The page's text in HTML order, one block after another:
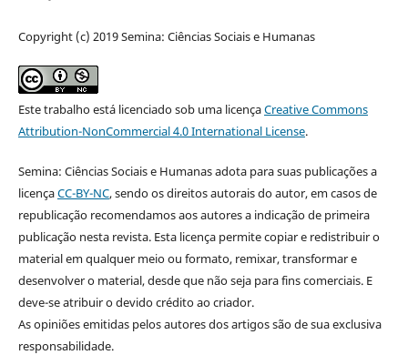
Copyright (c) 2019 Semina: Ciências Sociais e Humanas
Este trabalho está licenciado sob uma licençaCreative Commons
Attribution-NonCommercial 4.0 International License.
Semina: Ciências Sociais e Humanas adota para suas publicações a
licençaCC-BY-NC, sendo os direitos autorais do autor, em casos de
republicação recomendamos aos autores a indicação de primeira
publicação nesta revista. Esta licença permite copiar e redistribuir o
material em qualquer meio ou formato, remixar, transformar e
desenvolver o material, desde que não seja para fins comerciais. E
deve-se atribuir o devido crédito ao criador.
As opiniões emitidas pelos autores dos artigos são de sua exclusiva
responsabilidade.